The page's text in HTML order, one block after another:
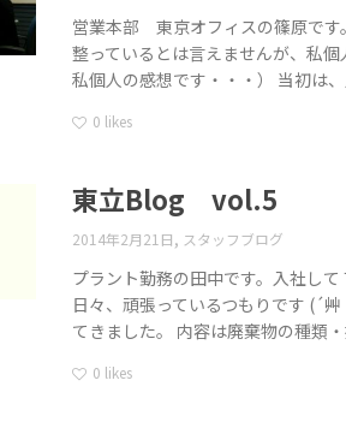
営業本部 東京オフィスの篠原です
整っているとは言えませんが、私
私個人の感想です・・・） 当初は
0 likes
東立Blog vol.5
2014年2月21日, スタッフブログ
プラント勤務の田中です。入社し
日々、頑張っているつもりです (´
てきました。 内容は廃棄物の種類
0 likes